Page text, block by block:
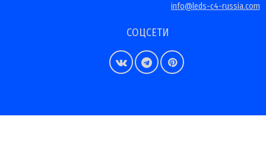
info@leds-c4-russia.com
СОЦСЕТИ